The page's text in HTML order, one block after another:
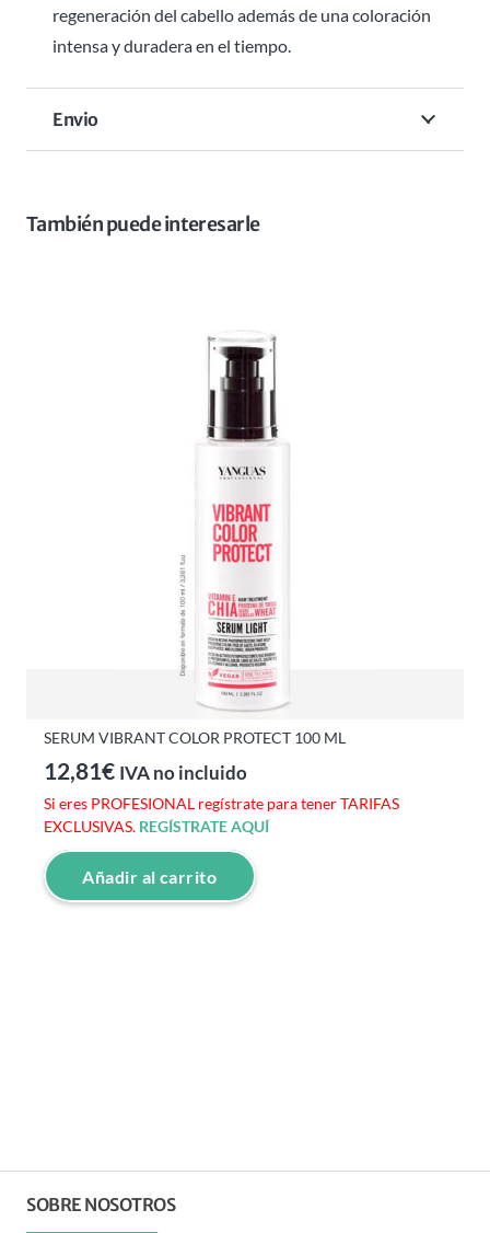
regeneración del cabello además de una coloración
intensa y duradera en el tiempo.
Envio
También puede interesarle
SERUM VIBRANT COLOR PROTECT 100 ML
12,81€ IVA no incluido
Si eres PROFESIONAL regístrate para tener TARIFAS
EXCLUSIVAS. REGÍSTRATE AQUÍ
Añadir al carrito
SOBRE NOSOTROS